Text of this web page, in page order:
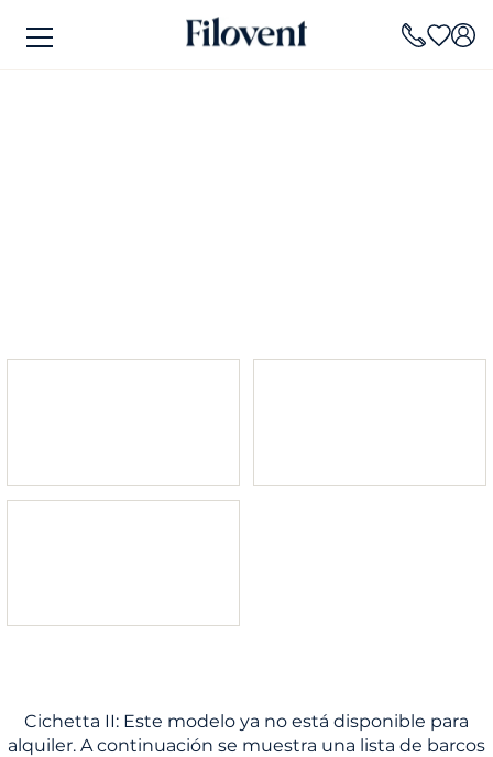
Cichetta II: Este modelo ya no está disponible para
alquiler. A continuación se muestra una lista de barcos